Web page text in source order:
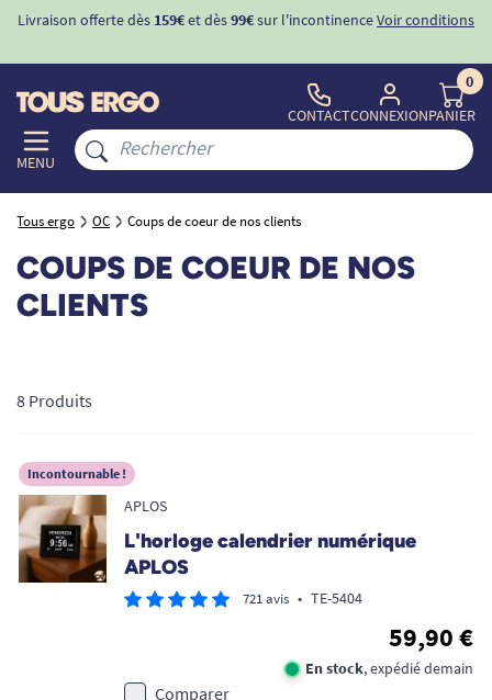
Livraison offerte dès 159€et dès99€sur l'incontinenceVoir conditions
MENU
CONTACTCONNEXION
0
PANIER
Tous ergo OC Coups de coeur de nos clients
COUPS DE COEUR DE NOS
CLIENTS
8 Produits
Incontournable !
APLOS
L'horloge calendrier numérique
APLOS
721 avis • TE-5404
59,90 €
En stock, expédié demain
Comparer